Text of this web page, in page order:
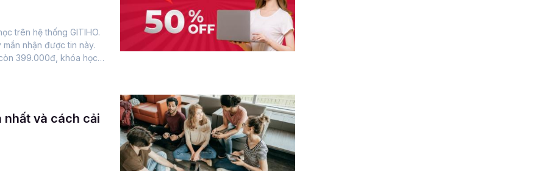
trên hệ thống GITIHO.
nhận được tin này.
399.000đ, khóa học
nhất và cách cải